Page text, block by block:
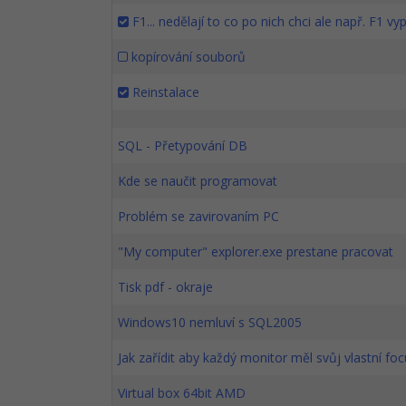
F1... nedělají to co po nich chci ale např. F1
kopírování souborů
Reinstalace
SQL - Přetypování DB
Kde se naučit programovat
Problém se zavirovaním PC
"My computer" explorer.exe prestane pracovat
Tisk pdf - okraje
Windows10 nemluví s SQL2005
Jak zařídit aby každý monitor měl svůj vlastní
Virtual box 64bit AMD